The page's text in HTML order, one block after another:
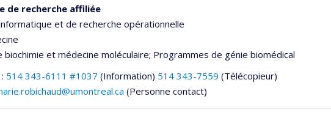
de recherche affiliée
et de recherche opérationnelle
et médecine moléculaire; Programmes de génie biomédical
514 343-6111 #1037 (Information) 514 343-7559 (Télécopieur)
(Personne contact)